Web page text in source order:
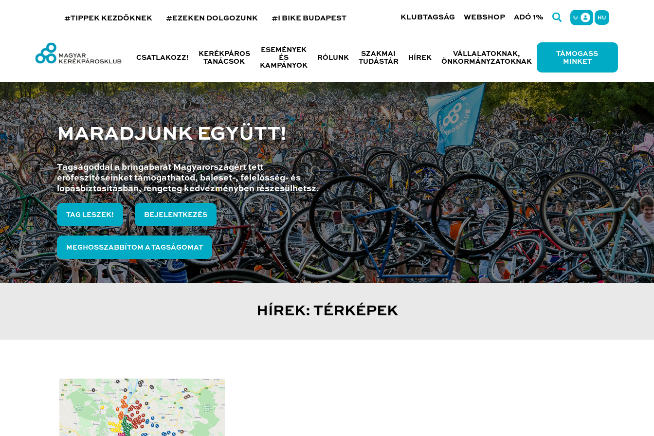
#TIPPEK KEZDŐKNEK #EZEKEN DOLGOZUNK #I BIKE BUDAPEST KLUBTAGSÁG WEBSHOP ADÓ 1% HU
CSATLAKOZZ!
KERÉKPÁROS
TANÁCSOK
ESEMÉNYEK
ÉS
KAMPÁNYOK
RÓLUNK
SZAKMAI
TUDÁSTÁR
HÍREK
VÁLLALATOKNAK,
ÖNKORMÁNYZATOKNAK
TÁMOGASS
MINKET
MARADJUNK EGYÜTT!
Tagságoddal a bringabarát Magyarországért tett
erőfeszítéseinket támogathatod, baleset-, felelősség- és
lopásbiztosításban, rengeteg kedvezményben részesülhetsz.
TAG LESZEK! BEJELENTKEZÉS
MEGHOSSZABBÍTOM A TAGSÁGOMAT
HÍREK: TÉRKÉPEK